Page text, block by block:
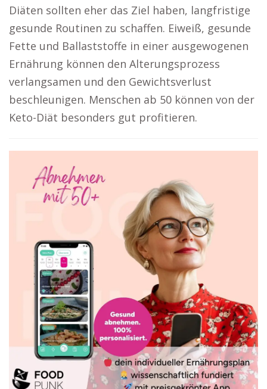
Diäten sollten eher das Ziel haben, langfristige
gesunde Routinen zu schaffen. Eiweiß, gesunde
Fette und Ballaststoffe in einer ausgewogenen
Ernährung können den Alterungsprozess
verlangsamen und den Gewichtsverlust
beschleunigen. Menschen ab 50 können von der
Keto-Diät besonders gut profitieren.